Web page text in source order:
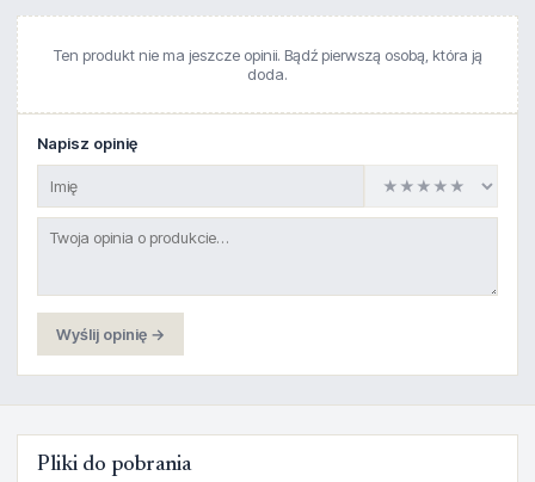
Ten produkt nie ma jeszcze opinii. Bądź pierwszą osobą, która ją
doda.
Napisz opinię
Wyślij opinię →
Pliki do pobrania